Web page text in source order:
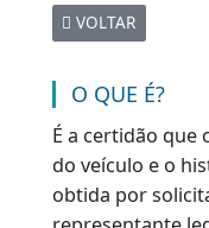
VOLTAR